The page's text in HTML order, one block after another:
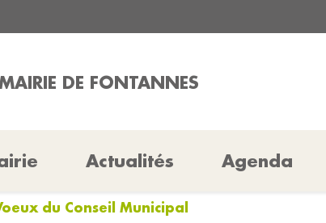
DE FONTANNES
Actualités Agenda
du Conseil Municipal